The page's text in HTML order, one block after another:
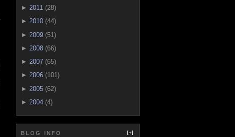
► 2011 (28)
► 2010 (44)
► 2009 (51)
► 2008 (66)
► 2007 (65)
► 2006 (101)
► 2005 (62)
► 2004 (4)
BLOG INFO